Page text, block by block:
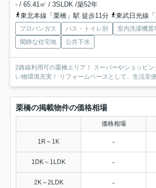
- / 65.41㎡ / 3SLDK /築52年
東北本線「栗橋」駅 徒歩11分
東武日光線
プロパンガス バス・トイレ別 室内洗濯機置
閑静な住宅地
公共下水
2路線利用可の栗橋エリア！ スーパーやショッピ
い物環境充実！ リフォームベースとして、生活至
栗橋の掲載物件の価格相場
価格相場
1R～1K -
1DK～1LDK -
2K～2LDK -